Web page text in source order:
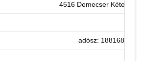
4516 Demecser Kétezer-
adósz: 18816817-